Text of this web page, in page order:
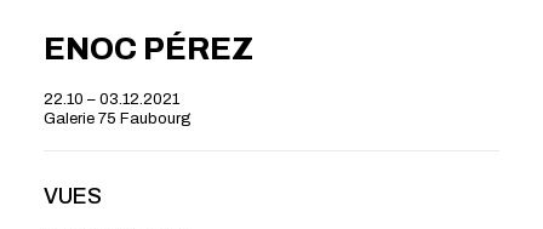
ENOC PÉREZ
22.10 – 03.12.2021
Galerie 75 Faubourg
VUES